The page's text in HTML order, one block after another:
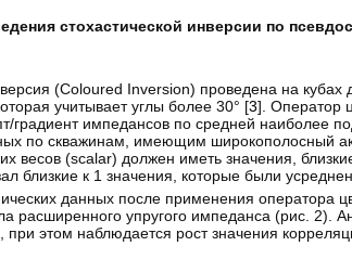
стохастической инверсии по
(Coloured Inversion) проведена на кубах
учитывает углы более 30° [3]. Оператор
градиент импедансов по средней наиболее
по скважинам, имеющим широкополосный
весов (scalar) должен иметь значения,
близкие к 1 значения, которые были
данных после применения оператора
расширенного упругого импеданса (рис. 2).
при этом наблюдается рост значения